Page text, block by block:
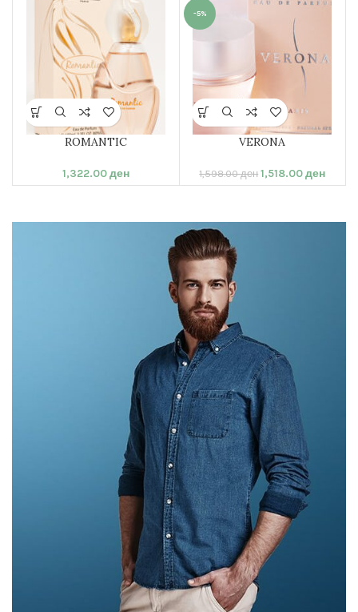
ROMANTIC
1,322.00ден
-5%
VERONA
1,598.00ден 1,518.00ден